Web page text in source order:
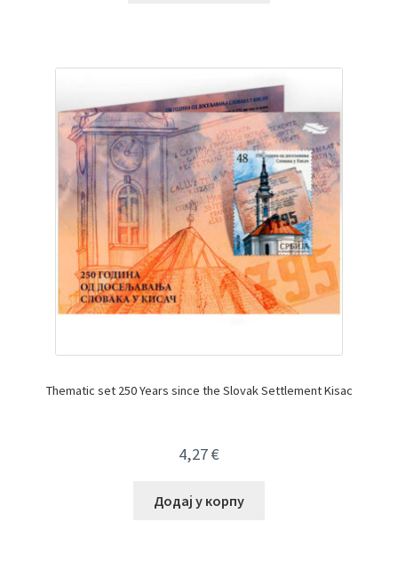
Thematic set 250 Years since the Slovak Settlement Kisac
4,27€
Додај у корпу